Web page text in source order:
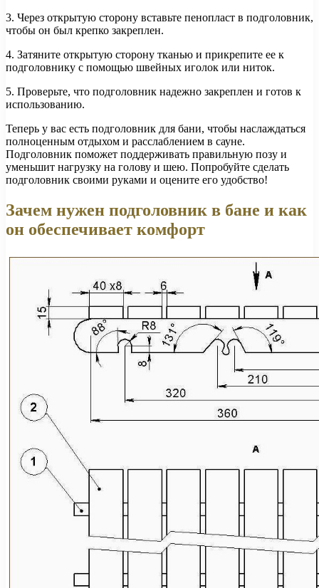
3. Через открытую сторону вставьте пенопласт в подголовник,
чтобы он был крепко закреплен.
4. Затяните открытую сторону тканью и прикрепите ее к
подголовнику с помощью швейных иголок или ниток.
5. Проверьте, что подголовник надежно закреплен и готов к
использованию.
Теперь у вас есть подголовник для бани, чтобы наслаждаться
полноценным отдыхом и расслаблением в сауне.
Подголовник поможет поддерживать правильную позу и
уменьшит нагрузку на голову и шею. Попробуйте сделать
подголовник своими руками и оцените его удобство!
Зачем нужен подголовник в бане и как
он обеспечивает комфорт